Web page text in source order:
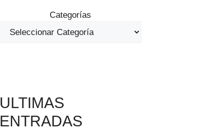
Categorías
ULTIMAS
ENTRADAS